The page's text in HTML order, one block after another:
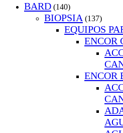
BARD (140)
BIOPSIA (137)
EQUIPOS
ENCOR
ENCOR